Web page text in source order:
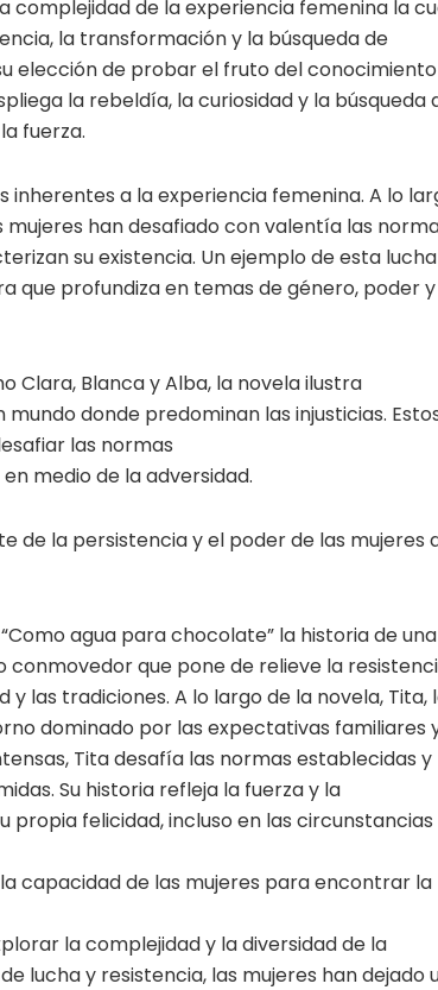
complejidad de la experiencia femenina la
la transformación y la búsqueda de
elección de probar el fruto del conocimiento
la rebeldía, la curiosidad y la búsqueda
fuerza.
inherentes a la experiencia femenina. A lo
han desafiado con valentía las
su existencia. Un ejemplo de esta
que profundiza en temas de género, poder y
Clara, Blanca y Alba, la novela ilustra
donde predominan las injusticias.
las normas
medio de la adversidad.
de la persistencia y el poder de las mujeres
agua para chocolate” la historia de una
conmovedor que pone de relieve la
las tradiciones. A lo largo de la novela, Tita,
dominado por las expectativas familiares
Tita desafía las normas establecidas y
Su historia refleja la fuerza y la
felicidad, incluso en las circunstancias
capacidad de las mujeres para encontrar la
la complejidad y la diversidad de la
lucha y resistencia, las mujeres han dejado